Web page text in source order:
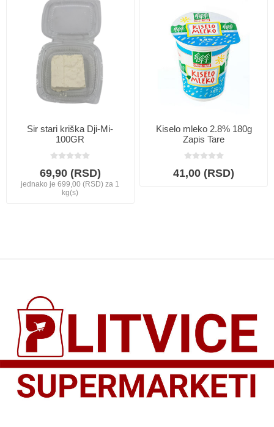
Sir stari kriška Dji-Mi-
100GR
69,90 (RSD)
jednako je 699,00 (RSD) za 1
kg(s)
Kiselo mleko 2.8% 180g
Zapis Tare
41,00 (RSD)